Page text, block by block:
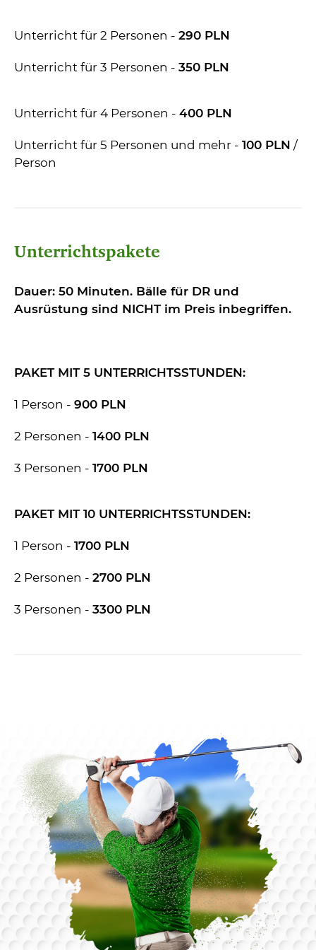
Unterricht für 2 Personen - 290 PLN
Unterricht für 3 Personen - 350 PLN
Unterricht für 4 Personen - 400 PLN
Unterricht für 5 Personen und mehr - 100 PLN /
Person
Unterrichtspakete
Dauer: 50 Minuten. Bälle für DR und
Ausrüstung sind NICHT im Preis inbegriffen.
PAKET MIT 5 UNTERRICHTSSTUNDEN:
1 Person - 900 PLN
2 Personen - 1400 PLN
3 Personen - 1700 PLN
PAKET MIT 10 UNTERRICHTSSTUNDEN:
1 Person - 1700 PLN
2 Personen - 2700 PLN
3 Personen - 3300 PLN